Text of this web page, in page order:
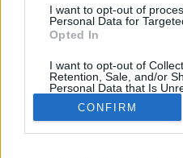
I want to opt-out of
Personal Data for
Opted In
I want to opt-out of
Retention, Sale, and/or
Personal Data that Is
Purposes for which it was
Opted Out
CONFIRM
PCR-teszt(polimeráz
Polymerase Chain
módszer, amely
kimutatására szolgál.
érzékeny és specifikus,
használják fertőző